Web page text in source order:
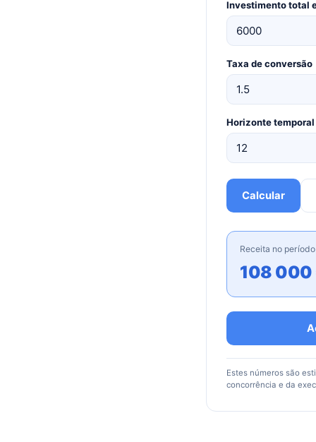
Investimento total
Taxa de conversão
Horizonte temporal
Calcular
Receita no período
108 000
Estes números são
concorrência e da